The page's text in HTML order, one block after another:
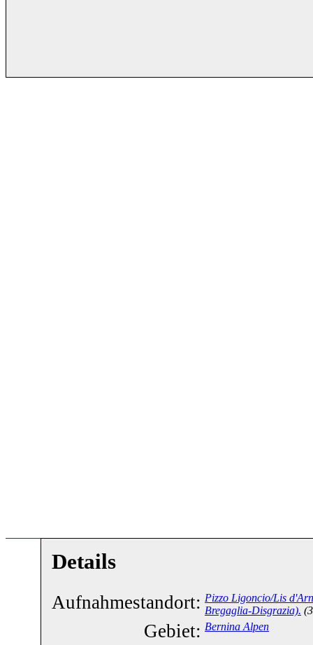
Details
Aufnahmestandort: Pizzo Ligoncio/Lis
Bregaglia-Disgrazia).
Gebiet: Bernina Alpen